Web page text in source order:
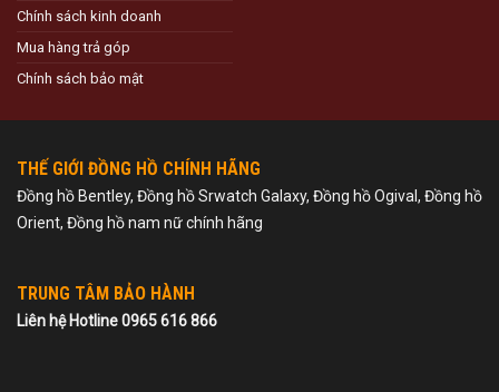
Chính sách kinh doanh
Mua hàng trả góp
Chính sách bảo mật
THẾ GIỚI ĐỒNG HỒ CHÍNH HÃNG
Đồng hồ Bentley, Đồng hồ Srwatch Galaxy, Đồng hồ Ogival, Đồng hồ
Orient, Đồng hồ nam nữ chính hãng
TRUNG TÂM BẢO HÀNH
Liên hệ Hotline 0965 616 866